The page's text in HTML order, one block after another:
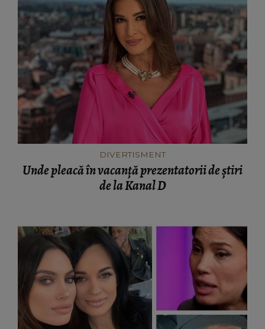
DIVERTISMENT
Unde pleacă în vacanță prezentatorii de știri
de la Kanal D